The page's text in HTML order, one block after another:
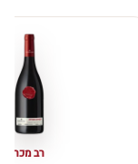
רב מכר